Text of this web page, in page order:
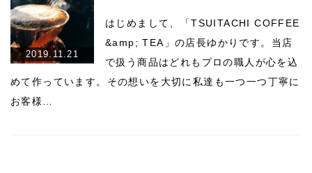
2019.11.21
はじめまして、「TSUITACHI COFFEE
&amp; TEA」の店長ゆかりです。当店
で扱う商品はどれもプロの職人が心を込
めて作っています。その想いを大切に私達も一つ一つ丁寧に
お客様…